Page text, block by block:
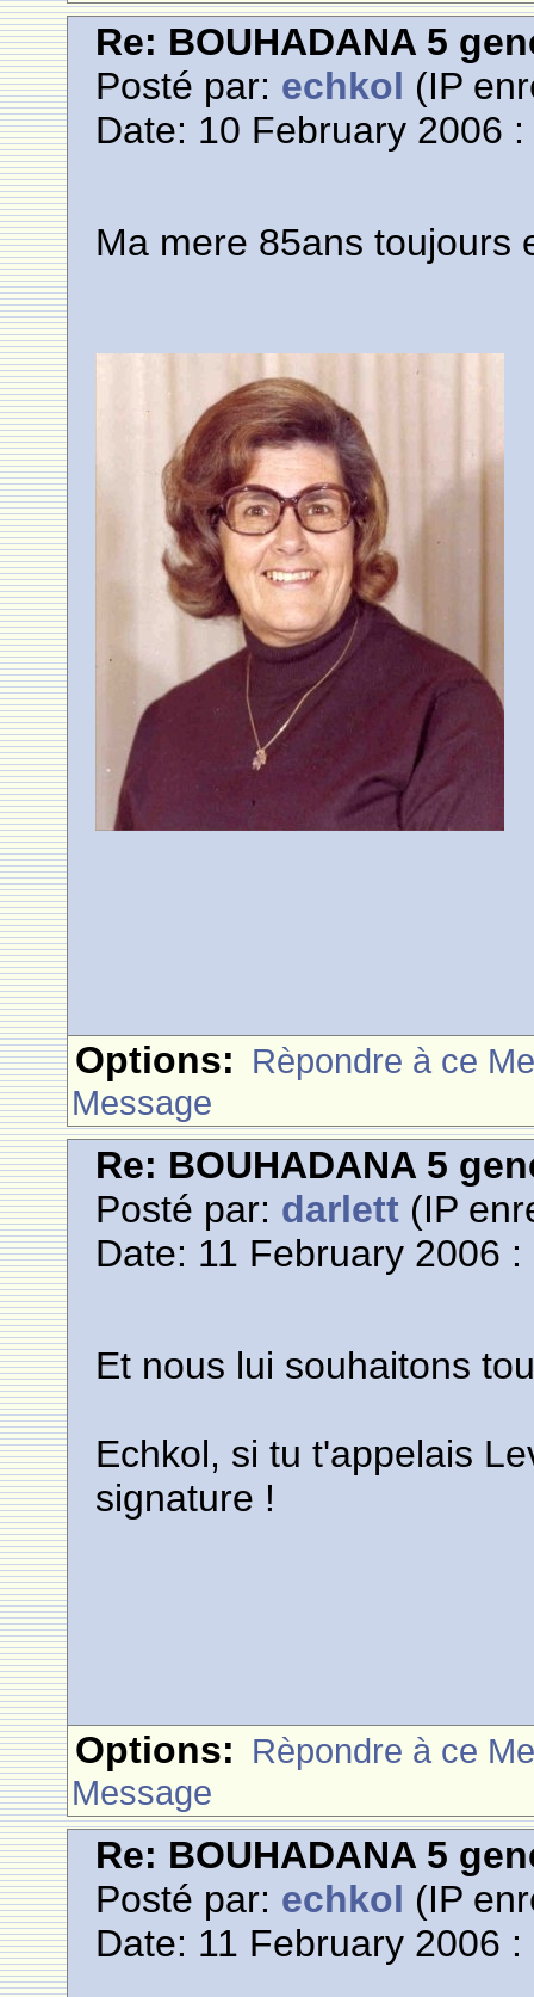
Re: BOUHADANA 5
Posté par: echkol (IP
Date: 10 February 2006
Ma mere 85ans toujours
Options: Rèpondre à ce
Message
Re: BOUHADANA 5
Posté par: darlett (IP
Date: 11 February 2006 :
Et nous lui souhaitons
Echkol, si tu t'appelais
signature !
Options: Rèpondre à ce
Message
Re: BOUHADANA 5
Posté par: echkol (IP
Date: 11 February 2006 :